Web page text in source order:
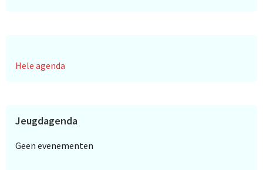
Hele agenda
Jeugdagenda
Geen evenementen